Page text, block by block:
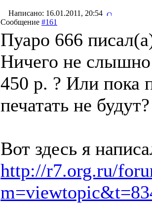
Написано: 16.01.2011, 20:54
Сообщение #161
Пуаро 666
Ничего не
450 р. ? Или пока
печатать не будут?
Вот здесь я
http://r7.org.ru/